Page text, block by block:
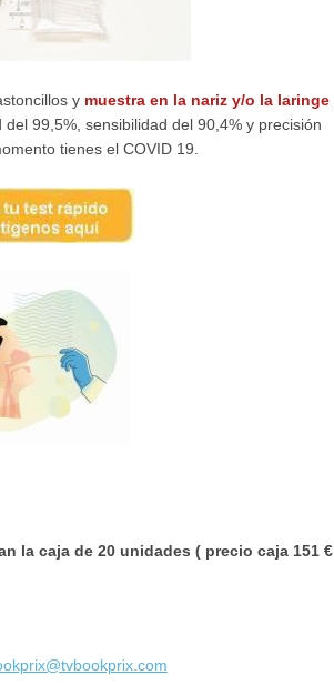
y muestra en la nariz y/o la laringe,
99,5%, sensibilidad del 90,4% y precisión
tienes el COVID 19.
la caja de 20 unidades ( precio caja 151 €